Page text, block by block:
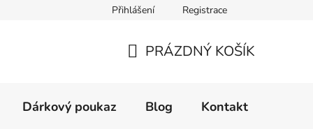
Formulář pro reklamaci zboží
Přihlášení Registrace
KOŠÍK
PRÁZDNÝ KOŠÍK
Dárkový poukaz Blog Kontakt